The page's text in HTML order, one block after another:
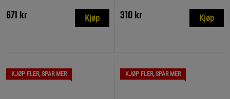
671 kr Kjøp 310 kr Kjøp
KJØP FLER, SPAR MER KJØP FLER, SPAR MER